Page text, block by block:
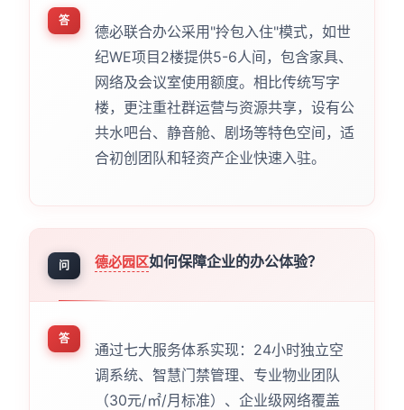
答
德必联合办公采用"拎包入住"模式，如世
纪WE项目2楼提供5-6人间，包含家具、
网络及会议室使用额度。相比传统写字
楼，更注重社群运营与资源共享，设有公
共水吧台、静音舱、剧场等特色空间，适
合初创团队和轻资产企业快速入驻。
问 德必园区如何保障企业的办公体验？
答
通过七大服务体系实现：24小时独立空
调系统、智慧门禁管理、专业物业团队
（30元/㎡/月标准）、企业级网络覆盖